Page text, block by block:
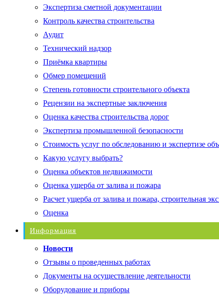
Экспертиза сметной документации
Контроль качества строительства
Аудит
Технический надзор
Приёмка квартиры
Обмер помещений
Степень готовности строительного объекта
Рецензии на экспертные заключения
Оценка качества строительства дорог
Экспертиза промышленной безопасности
Стоимость услуг по обследованию и экспертизе
Какую услугу выбрать?
Оценка объектов недвижимости
Оценка ущерба от залива и пожара
Расчет ущерба от залива и пожара, строительная
Оценка
Информация
Новости
Отзывы о проведенных работах
Документы на осуществление деятельности
Оборудование и приборы